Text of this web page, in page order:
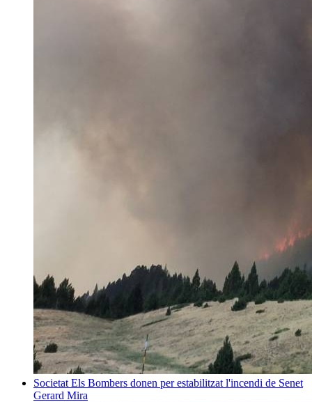
Societat Els Bombers donen per estabilitzat l'incendi de Senet
Gerard Mira